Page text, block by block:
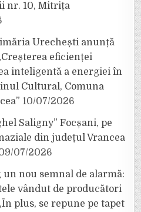
nr. 10, Mitrița
Urechești anunță
eficienței
inteligentă a energiei în
Cultural, Comuna
10/07/2026
Saligny” Focșani, pe
din județul Vrancea
07/2026
nou semnal de alarmă:
vândut de producători
plus, se repune pe tapet